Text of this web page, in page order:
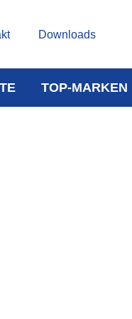
Downloads
TOP-MARKEN